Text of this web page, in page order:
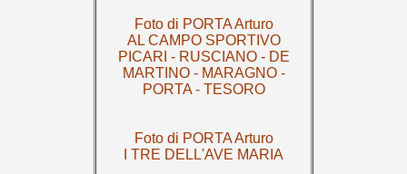
Foto di PORTA Arturo
AL CAMPO SPORTIVO
PICARI - RUSCIANO - DE
MARTINO - MARAGNO -
PORTA - TESORO
Foto di PORTA Arturo
I TRE DELL'AVE MARIA